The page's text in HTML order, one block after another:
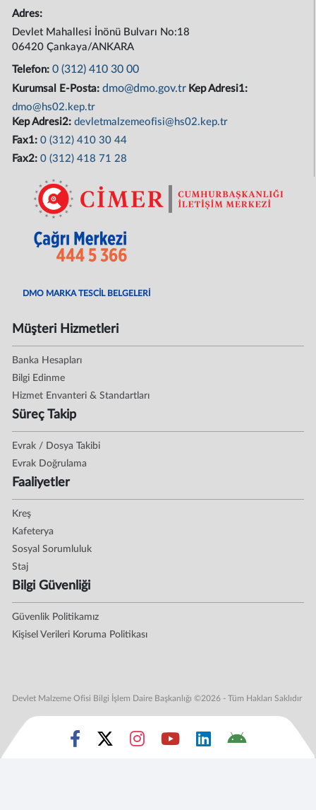
Adres:
Devlet Mahallesi İnönü Bulvarı No:18
06420 Çankaya/ANKARA
Telefon:0 (312) 410 30 00
Kurumsal E-Posta:dmo@dmo.gov.tr Kep Adresi1:
dmo@hs02.kep.tr
Kep Adresi2:devletmalzemeofisi@hs02.kep.tr
Fax1:0 (312) 410 30 44
Fax2:0 (312) 418 71 28
DMO MARKA TESCİL BELGELERİ
Müşteri Hizmetleri
Banka Hesapları
Bilgi Edinme
Hizmet Envanteri & Standartları
Süreç Takip
Evrak / Dosya Takibi
Evrak Doğrulama
Faaliyetler
Kreş
Kafeterya
Sosyal Sorumluluk
Staj
Bilgi Güvenliği
Güvenlik Politikamız
Kişisel Verileri Koruma Politikası
Devlet Malzeme Ofisi Bilgi İşlem Daire Başkanlığı ©2026 - Tüm Hakları Saklıdır